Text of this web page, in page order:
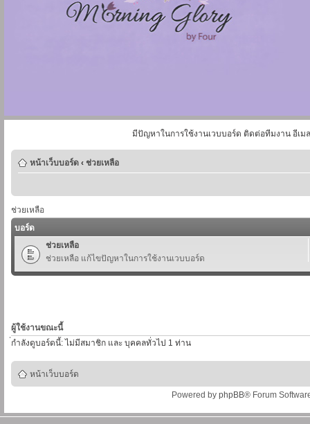
มีปัญหาในการใช้งานเวบบอร์ด ติดต่อทีมงาน อีเม
หน้าเว็บบอร์ด ‹ ช่วยเหลือ
ช่วยเหลือ
บอร์ด
ช่วยเหลือ
ช่วยเหลือ แก้ไขปัญหาในการใช้งานเวบบอร์ด
ผู้ใช้งานขณะนี้
่กำลังดูบอร์ดนี้: ไม่มีสมาชิก และ บุคคลทั่วไป 1 ท่าน
หน้าเว็บบอร์ด
Powered by phpBB® Forum